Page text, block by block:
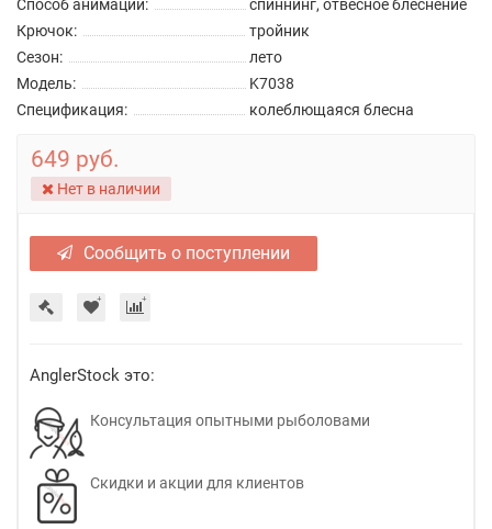
Способ анимации:
спиннинг, отвесное блеснение
Крючок:
тройник
Сезон:
лето
Модель:
K7038
Спецификация:
колеблющаяся блесна
649 руб.
Нет в наличии
Сообщить о поступлении
AnglerStock это:
Консультация опытными рыболовами
Скидки и акции для клиентов